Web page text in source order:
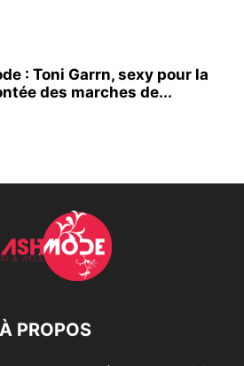
: Toni Garrn, sexy pour la
des marches de...
À PROPOS